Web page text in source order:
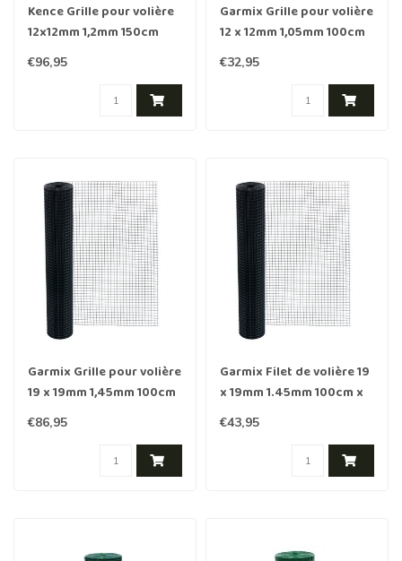
Kence Grille pour volière
12x12mm 1,2mm 150cm
15m vert
€96,95
Garmix Grille pour volière
12 x 12mm 1,05mm 100cm
x 10m vert
€32,95
Garmix Grille pour volière
19 x 19mm 1,45mm 100cm
x 25m vert
€86,95
Garmix Filet de volière 19
x 19mm 1.45mm 100cm x
10m Vert
€43,95